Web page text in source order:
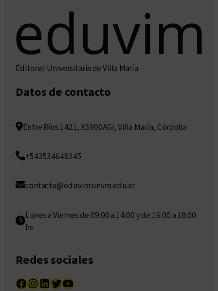
Editorial Universitaria de Villa María
Datos de contacto
Entre Ríos 1421, X5900AGI, Villa María, Córdoba
+543534648245
contacto@eduvim.unvm.edu.ar
Lunes a Viernes de 09:00 a 14:00 y de 16:00 a 18:00
hs
Redes sociales
Facebook InstagramLinkedIn Twitter YouTube